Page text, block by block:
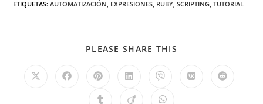
ETIQUETAS:AUTOMATIZACIÓN, EXPRESIONES, RUBY, SCRIPTING, TUTORIAL
PLEASE SHARE THIS